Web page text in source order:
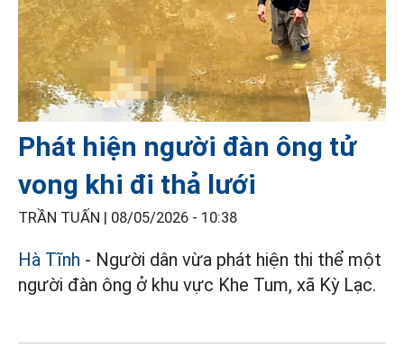
Phát hiện người đàn ông tử
vong khi đi thả lưới
TRẦN TUẤN | 08/05/2026 - 10:38
Hà Tĩnh - Người dân vừa phát hiện thi thể một
người đàn ông ở khu vực Khe Tum, xã Kỳ Lạc.